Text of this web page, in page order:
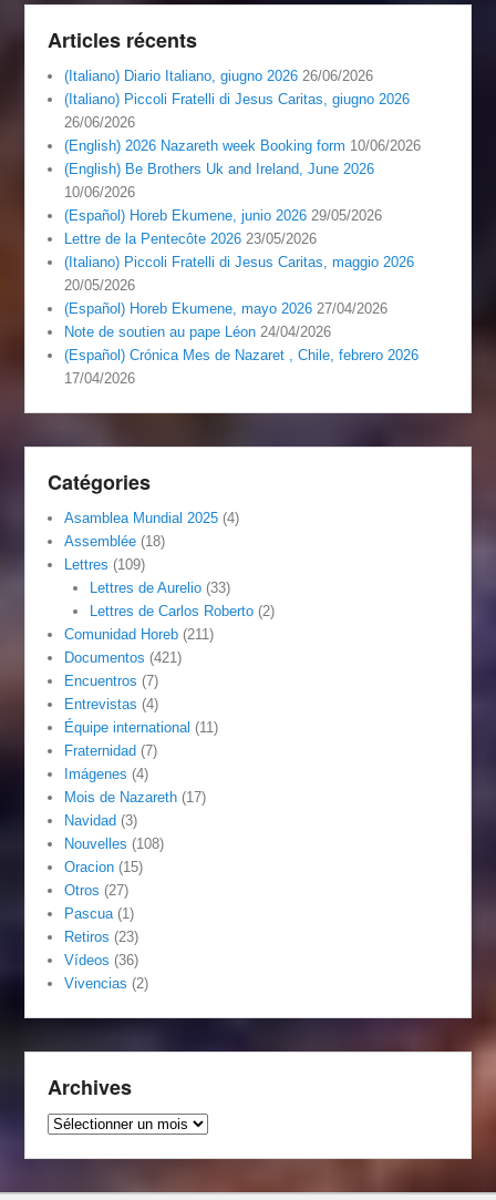
Articles récents
(Italiano) Diario Italiano, giugno 2026 26/06/2026
(Italiano) Piccoli Fratelli di Jesus Caritas, giugno 2026
26/06/2026
(English) 2026 Nazareth week Booking form 10/06/2026
(English) Be Brothers Uk and Ireland, June 2026
10/06/2026
(Español) Horeb Ekumene, junio 2026 29/05/2026
Lettre de la Pentecôte 2026 23/05/2026
(Italiano) Piccoli Fratelli di Jesus Caritas, maggio 2026
20/05/2026
(Español) Horeb Ekumene, mayo 2026 27/04/2026
Note de soutien au pape Léon 24/04/2026
(Español) Crónica Mes de Nazaret , Chile, febrero 2026
17/04/2026
Catégories
Asamblea Mundial 2025 (4)
Assemblée (18)
Lettres (109)
Lettres de Aurelio(33)
Lettres de Carlos Roberto(2)
Comunidad Horeb (211)
Documentos (421)
Encuentros (7)
Entrevistas (4)
Équipe international (11)
Fraternidad (7)
Imágenes (4)
Mois de Nazareth (17)
Navidad (3)
Nouvelles (108)
Oracion (15)
Otros (27)
Pascua (1)
Retiros (23)
Vídeos (36)
Vivencias (2)
Archives
Archives